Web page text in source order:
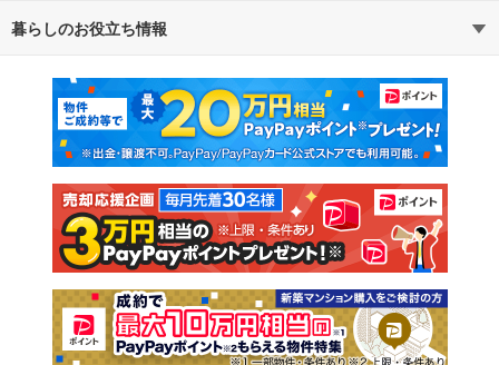
通勤・通学時間から探す
不動産・住宅
新築マンション 中古マンション
新築一戸建て 中古一戸建て
注文住宅 土地
売却査定
暮らしのお役立ち情報
マンションカタログ 教えて！住まいの先生